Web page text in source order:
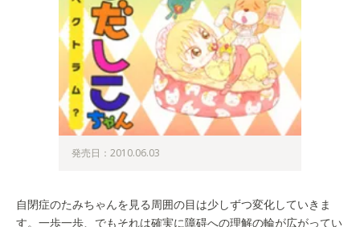
発売日：2010.06.03
自閉症のたみちゃんを見る周囲の目は少しずつ変化していきま
す。一歩一歩、でもそれは確実に障碍への理解の輪が広がってい